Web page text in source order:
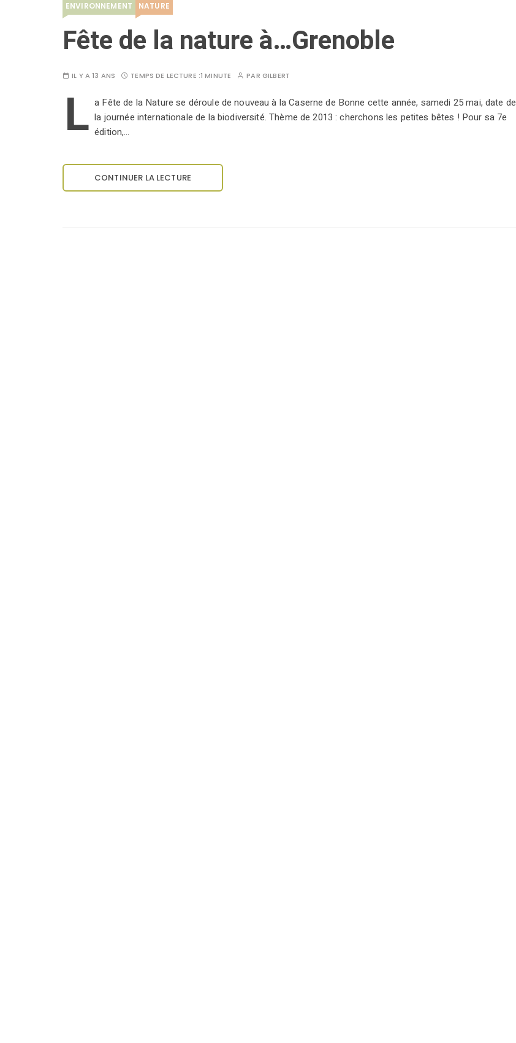
ENVIRONNEMENT NATURE
Fête de la nature à…Grenoble
IL Y A 13 ANS TEMPS DE LECTURE :1 MINUTE PAR GILBERT
L a Fête de la Nature se déroule de nouveau à la Caserne de Bonne cette année, samedi 25 mai, date de
la journée internationale de la biodiversité. Thème de 2013 : cherchons les petites bêtes ! Pour sa 7e
édition,…
CONTINUER LA LECTURE